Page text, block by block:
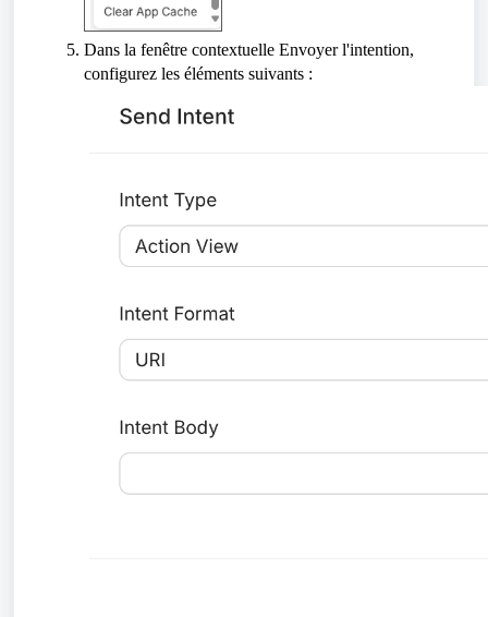
Dans la fenêtre contextuelle Envoyer l'intention,
configurez les éléments suivants :